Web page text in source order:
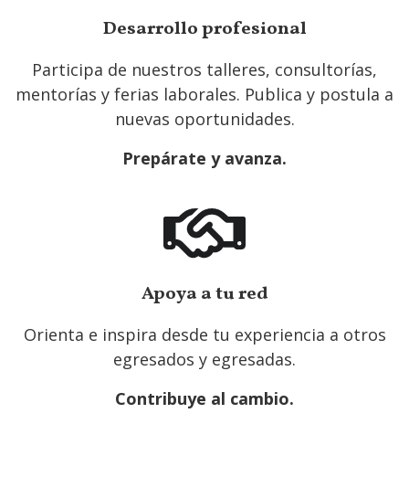
Desarrollo profesional
Participa de nuestros talleres, consultorías,
mentorí­as y ferias laborales. Publica y postula a
nuevas oportunidades.
Prepárate y avanza.
Apoya a tu red
Orienta e inspira desde tu experiencia a otros
egresados y egresadas.
Contribuye al cambio.